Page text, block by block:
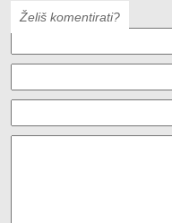
Želiš komentirati?